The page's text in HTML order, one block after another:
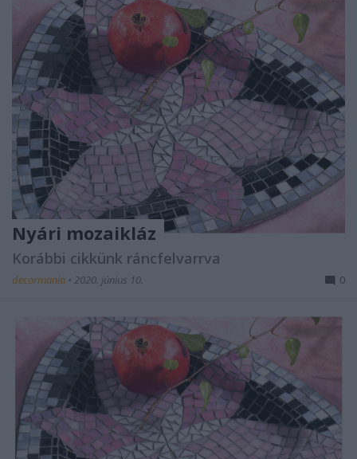
Nyári mozaikláz
Korábbi cikkünk ráncfelvarrva
decormania • 2020. június 10. 0